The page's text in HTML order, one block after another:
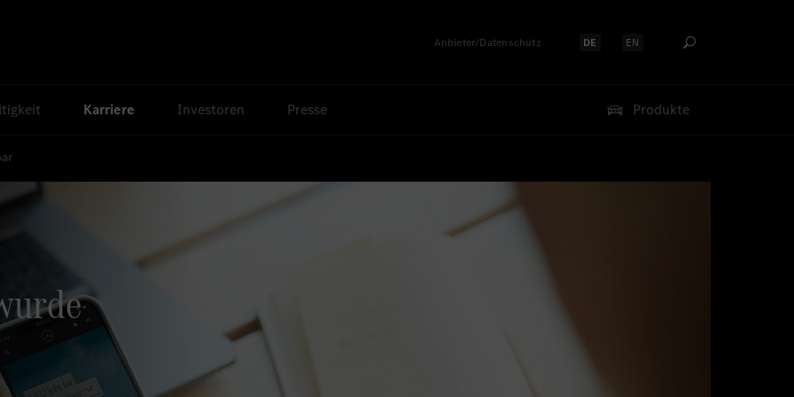
Anbieter/Datenschutz Sprache auswählen:
DE Sprache auswählen:
EN
Karriere Investoren Presse Produkte